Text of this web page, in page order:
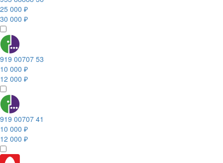
25 000 ₽
30 000 ₽
919 00707 53
10 000 ₽
12 000 ₽
919 00707 41
10 000 ₽
12 000 ₽